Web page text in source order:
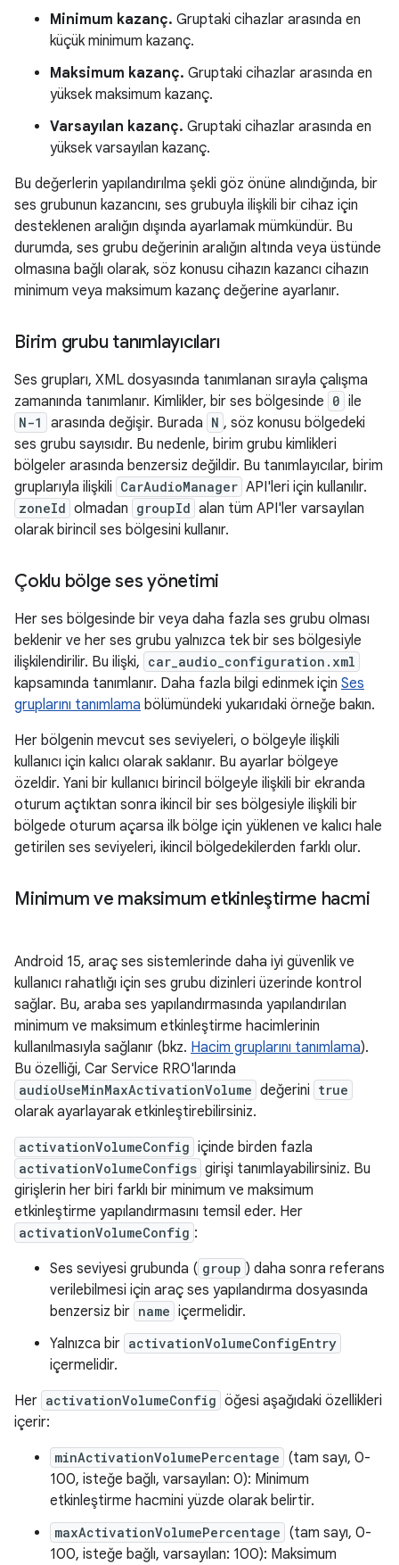
Minimum kazanç. Gruptaki cihazlar arasında en
küçük minimum kazanç.
Maksimum kazanç. Gruptaki cihazlar arasında en
yüksek maksimum kazanç.
Varsayılan kazanç. Gruptaki cihazlar arasında en
yüksek varsayılan kazanç.
Bu değerlerin yapılandırılma şekli göz önüne alındığında, bir
ses grubunun kazancını, ses grubuyla ilişkili bir cihaz için
desteklenen aralığın dışında ayarlamak mümkündür. Bu
durumda, ses grubu değerinin aralığın altında veya üstünde
olmasına bağlı olarak, söz konusu cihazın kazancı cihazın
minimum veya maksimum kazanç değerine ayarlanır.
Birim grubu tanımlayıcıları
Ses grupları, XML dosyasında tanımlanan sırayla çalışma
zamanında tanımlanır. Kimlikler, bir ses bölgesinde 0 ile
N-1 arasında değişir. Burada N , söz konusu bölgedeki
ses grubu sayısıdır. Bu nedenle, birim grubu kimlikleri
bölgeler arasında benzersiz değildir. Bu tanımlayıcılar, birim
gruplarıyla ilişkili CarAudioManager API'leri için kullanılır.
zoneId olmadan groupId alan tüm API'ler varsayılan
olarak birincil ses bölgesini kullanır.
Çoklu bölge ses yönetimi
Her ses bölgesinde bir veya daha fazla ses grubu olması
beklenir ve her ses grubu yalnızca tek bir ses bölgesiyle
ilişkilendirilir. Bu ilişki, car_audio_configuration.xml
kapsamında tanımlanır. Daha fazla bilgi edinmek için Ses
gruplarını tanımlama bölümündeki yukarıdaki örneğe bakın.
Her bölgenin mevcut ses seviyeleri, o bölgeyle ilişkili
kullanıcı için kalıcı olarak saklanır. Bu ayarlar bölgeye
özeldir. Yani bir kullanıcı birincil bölgeyle ilişkili bir ekranda
oturum açtıktan sonra ikincil bir ses bölgesiyle ilişkili bir
bölgede oturum açarsa ilk bölge için yüklenen ve kalıcı hale
getirilen ses seviyeleri, ikincil bölgedekilerden farklı olur.
Minimum ve maksimum etkinleştirme hacmi
Android 15, araç ses sistemlerinde daha iyi güvenlik ve
kullanıcı rahatlığı için ses grubu dizinleri üzerinde kontrol
sağlar. Bu, araba ses yapılandırmasında yapılandırılan
minimum ve maksimum etkinleştirme hacimlerinin
kullanılmasıyla sağlanır (bkz. Hacim gruplarını tanımlama).
Bu özelliği, Car Service RRO'larında
audioUseMinMaxActivationVolume değerini true
olarak ayarlayarak etkinleştirebilirsiniz.
activationVolumeConfig içinde birden fazla
activationVolumeConfigs girişi tanımlayabilirsiniz. Bu
girişlerin her biri farklı bir minimum ve maksimum
etkinleştirme yapılandırmasını temsil eder. Her
activationVolumeConfig :
Ses seviyesi grubunda ( group ) daha sonra referans
verilebilmesi için araç ses yapılandırma dosyasında
benzersiz bir name içermelidir.
Yalnızca bir activationVolumeConfigEntry
içermelidir.
Her activationVolumeConfig öğesi aşağıdaki özellikleri
içerir:
minActivationVolumePercentage (tam sayı, 0-
100, isteğe bağlı, varsayılan: 0): Minimum
etkinleştirme hacmini yüzde olarak belirtir.
maxActivationVolumePercentage (tam sayı, 0-
100, isteğe bağlı, varsayılan: 100): Maksimum